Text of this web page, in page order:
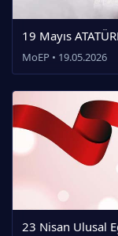
19 Mayıs
MoEP • 19.05.2026
23 Nisan Ulusal